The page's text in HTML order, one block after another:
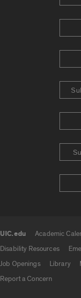
UIC.edu Academic
Disability Resources
Job Openings
Library
Report a Concern